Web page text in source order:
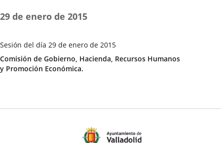
Sesión del día 29 de enero de 2015
Fecha
de
la
29 de enero de 2015
Categoría
Comisión de Gobierno, Hacienda, Recursos Humanos
y Promoción Económica.